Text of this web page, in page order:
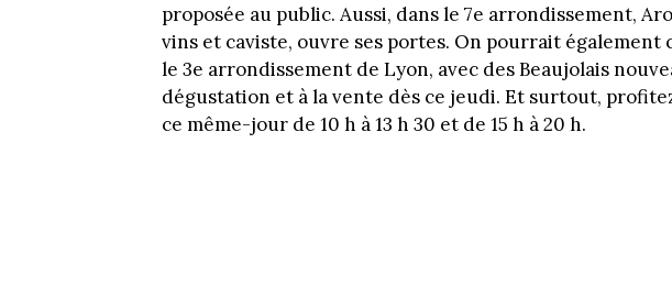
proposée au public. Aussi, dans le 7e arrondissement,
vins et caviste, ouvre ses portes. On pourrait également
le 3e arrondissement de Lyon, avec des Beaujolais
dégustation et à la vente dès ce jeudi. Et surtout,
ce même-jour de 10 h à 13 h 30 et de 15 h à 20 h.